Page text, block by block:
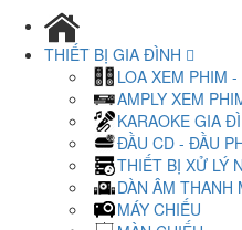
THIẾT BỊ GIA ĐÌNH
LOA XEM PHIM
AMPLY XEM
KARAOKE GIA
ĐẦU CD - ĐẦU
THIẾT BỊ XỬ LÝ
DÀN ÂM THANH
MÁY CHIẾU